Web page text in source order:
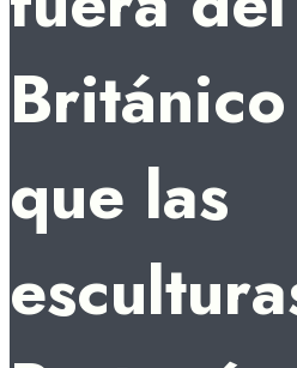
que las